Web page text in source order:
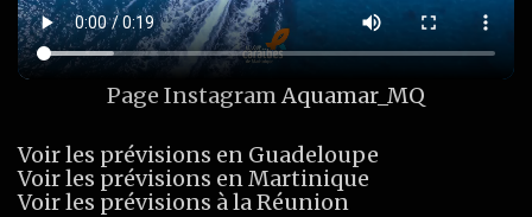
Page InstagramAquamar_MQ
Voir les prévisions en Guadeloupe
Voir les prévisions en Martinique
Voir les prévisions à la Réunion